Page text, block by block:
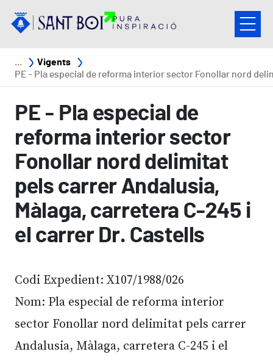
Fil d'ariadna
Vigents
PE - Pla especial de reforma interior sector Fonollar nord delimitat pels carrer Andalusia, Màlaga, carretera C-245 i el carrer Dr.
PE - Pla especial de
reforma interior sector
Fonollar nord delimitat
pels carrer Andalusia,
Màlaga, carretera C-245 i
el carrer Dr. Castells
Codi Expedient: X107/1988/026
Nom: Pla especial de reforma interior
sector Fonollar nord delimitat pels carrer
Andalusia, Màlaga, carretera C-245 i el